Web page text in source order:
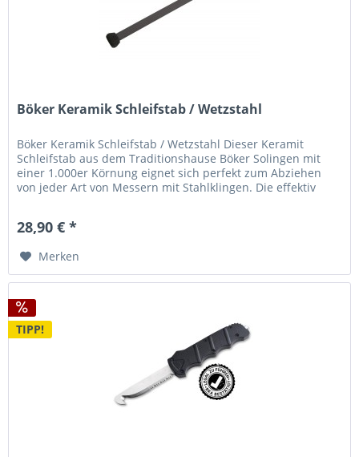
Böker Keramik Schleifstab / Wetzstahl
Böker Keramik Schleifstab / Wetzstahl Dieser Keramit
Schleifstab aus dem Traditionshause Böker Solingen mit
einer 1.000er Körnung eignet sich perfekt zum Abziehen
von jeder Art von Messern mit Stahlklingen. Die effektiv
28,90 € *
Merken
TIPP!